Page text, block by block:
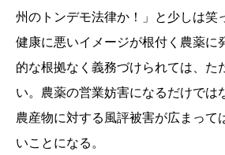
州のトンデモ法律か！」と少しは笑
健康に悪いイメージが根付く農薬に
的な根拠なく義務づけられては、た
い。農薬の営業妨害になるだけでは
農産物に対する風評被害が広まって
いことになる。